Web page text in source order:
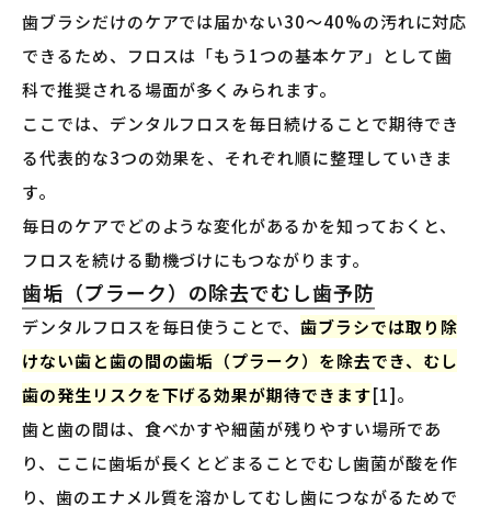
歯ブラシだけのケアでは届かない30〜40%の汚れに対応
できるため、フロスは「もう1つの基本ケア」として歯
科で推奨される場面が多くみられます。
ここでは、デンタルフロスを毎日続けることで期待でき
る代表的な3つの効果を、それぞれ順に整理していきま
す。
毎日のケアでどのような変化があるかを知っておくと、
フロスを続ける動機づけにもつながります。
歯垢（プラーク）の除去でむし歯予防
デンタルフロスを毎日使うことで、 歯ブラシでは取り除
けない歯と歯の間の歯垢（プラーク）を除去でき、むし
歯の発生リスクを下げる効果が期待できます[1]。
歯と歯の間は、食べかすや細菌が残りやすい場所であ
り、ここに歯垢が長くとどまることでむし歯菌が酸を作
り、歯のエナメル質を溶かしてむし歯につながるためで